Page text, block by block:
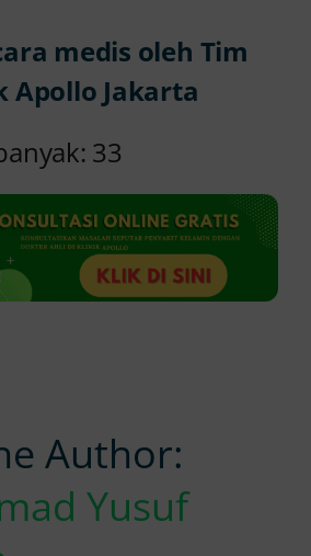
medis oleh Tim
Apollo Jakarta
33
Author:
Yusuf